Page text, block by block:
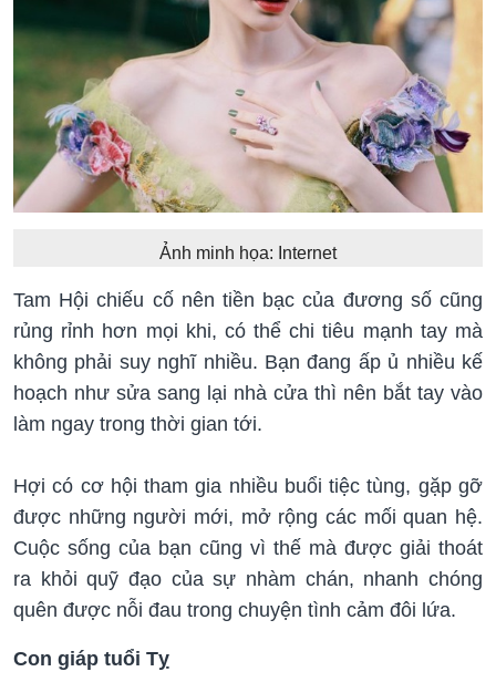
Ảnh minh họa: Internet
Tam Hội chiếu cố nên tiền bạc của đương số cũng
rủng rỉnh hơn mọi khi, có thể chi tiêu mạnh tay mà
không phải suy nghĩ nhiều. Bạn đang ấp ủ nhiều kế
hoạch như sửa sang lại nhà cửa thì nên bắt tay vào
làm ngay trong thời gian tới.
Hợi có cơ hội tham gia nhiều buổi tiệc tùng, gặp gỡ
được những người mới, mở rộng các mối quan hệ.
Cuộc sống của bạn cũng vì thế mà được giải thoát
ra khỏi quỹ đạo của sự nhàm chán, nhanh chóng
quên được nỗi đau trong chuyện tình cảm đôi lứa.
Con giáp tuổi Tỵ